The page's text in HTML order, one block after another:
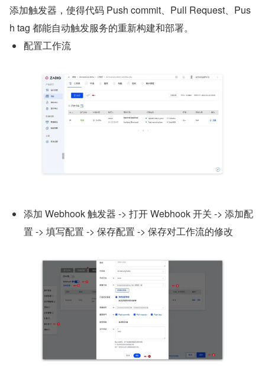
添加触发器，使得代码 Push commit、Pull Request、Pus
h tag 都能自动触发服务的重新构建和部署。
配置工作流
添加 Webhook 触发器 -> 打开 Webhook 开关 -> 添加配
置 -> 填写配置 -> 保存配置 -> 保存对工作流的修改